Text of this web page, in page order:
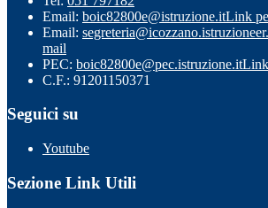
Email: boic82800e@istruzione.itLink
Email:
mail
PEC: boic82800e@pec.istruzione.it
C.F.: 91201150371
Seguici su
Youtube
Sezione Link Utili